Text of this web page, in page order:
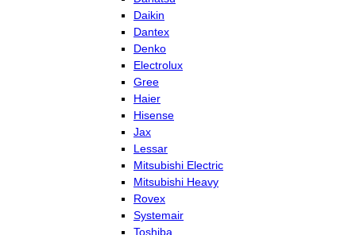
Daikin
Dantex
Denko
Electrolux
Gree
Haier
Hisense
Jax
Lessar
Mitsubishi Electric
Mitsubishi Heavy
Rovex
Systemair
Toshiba